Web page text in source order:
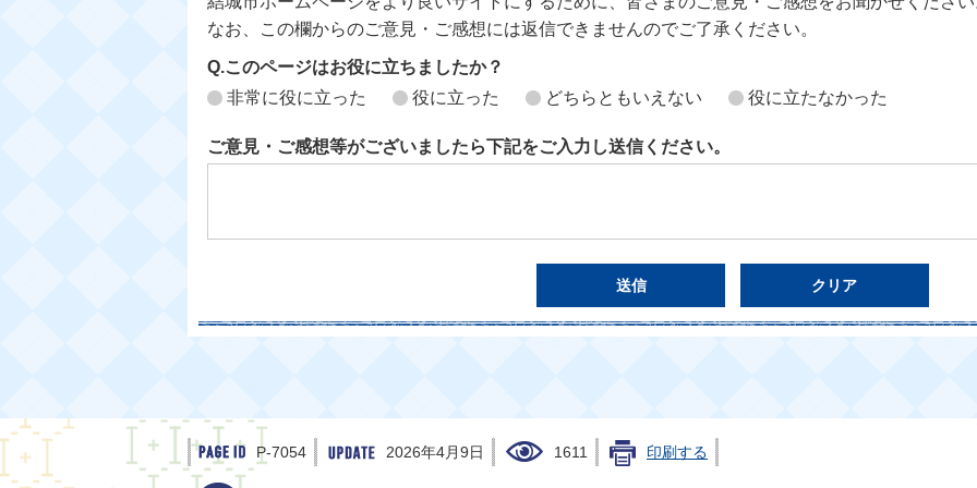
なお、この欄からのご意見・ご感想には返信できませんのでご了承ください。
Q.このページはお役に立ちましたか？
非常に役に立った
役に立った どちらともいえない 役に立たなかった
ご意見・ご感想等がございましたら下記をご入力し送信ください。
P-7054 2026年4月9日 1611 印刷する